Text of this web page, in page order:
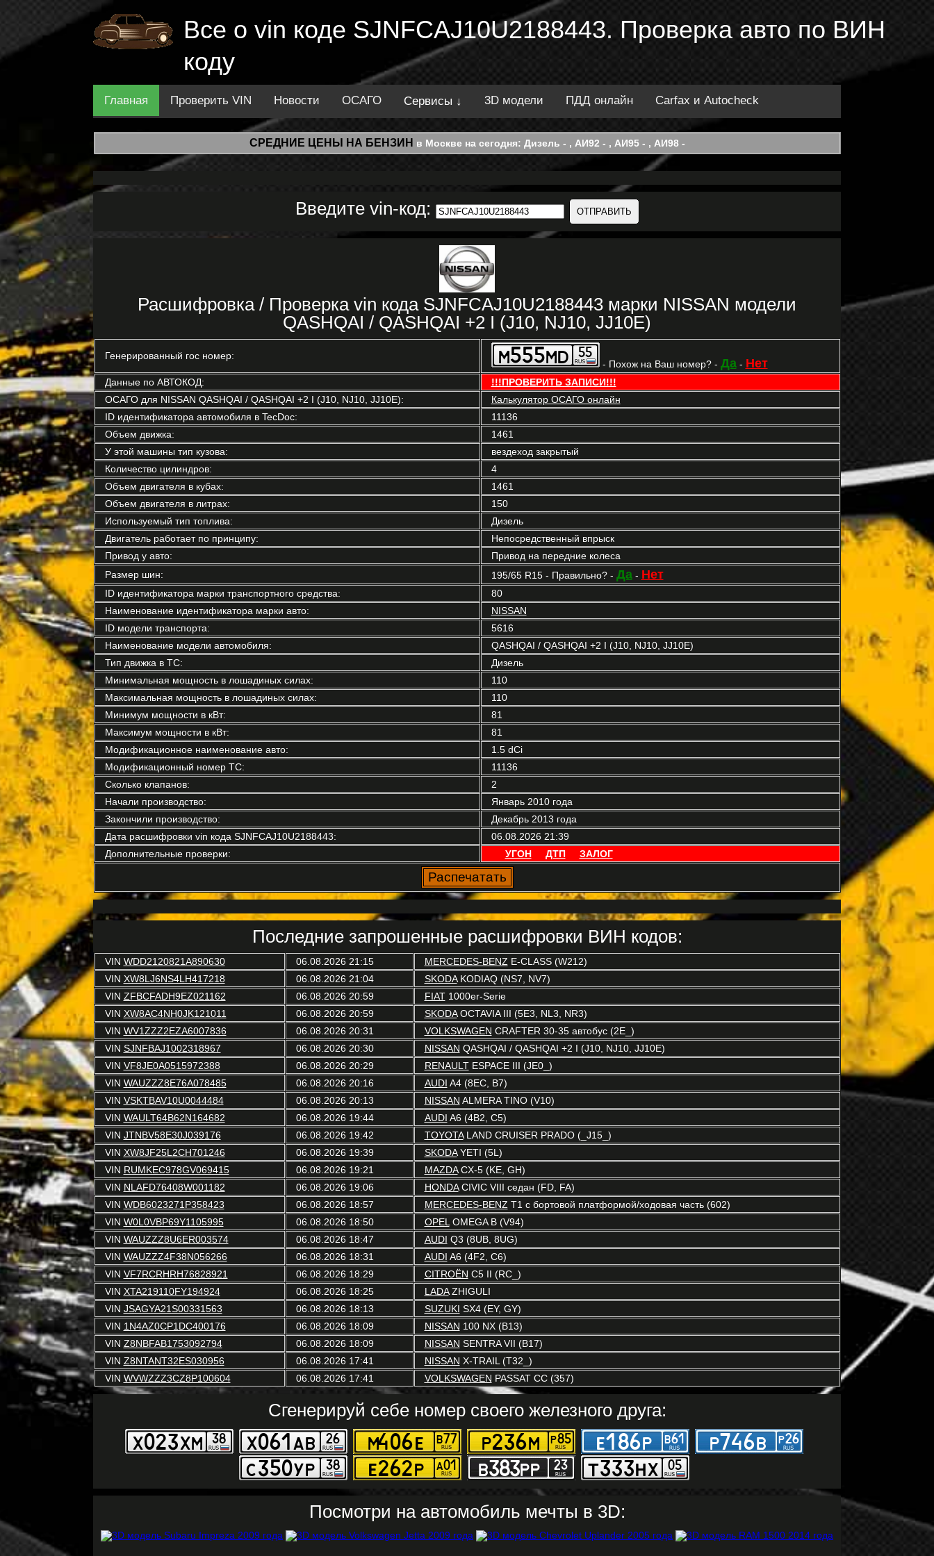
Все о vin коде SJNFCAJ10U2188443. Проверка авто по ВИН
коду
Главная Проверить VIN Новости ОСАГО Сервисы ↓ 3D модели ПДД онлайн Carfax и Autocheck
СРЕДНИЕ ЦЕНЫ НА БЕНЗИН в Москве на сегодня: Дизель - , АИ92 - , АИ95 - , АИ98 -
Введите vin-код:
Расшифровка / Проверка vin кода SJNFCAJ10U2188443 марки NISSAN модели
QASHQAI / QASHQAI +2 I (J10, NJ10, JJ10E)
Генерированный гос номер:
- Похож на Ваш номер? - Да- Нет
Данные по АВТОКОД:
!!!ПРОВЕРИТЬ ЗАПИСИ!!!
ОСАГО для NISSAN QASHQAI / QASHQAI +2 I (J10, NJ10, JJ10E):
Калькулятор ОСАГО онлайн
ID идентификатора автомобиля в TecDoc:
11136
Объем движка:
1461
У этой машины тип кузова:
вездеход закрытый
Количество цилиндров:
4
Объем двигателя в кубах:
1461
Объем двигателя в литрах:
150
Используемый тип топлива:
Дизель
Двигатель работает по принципу:
Непосредственный впрыск
Привод у авто:
Привод на передние колеса
Размер шин:
195/65 R15 - Правильно? - Да- Нет
ID идентификатора марки транспортного средства:
80
Наименование идентификатора марки авто:
NISSAN
ID модели транспорта:
5616
Наименование модели автомобиля:
QASHQAI / QASHQAI +2 I (J10, NJ10, JJ10E)
Тип движка в ТС:
Дизель
Минимальная мощность в лошадиных силах:
110
Максимальная мощность в лошадиных силах:
110
Минимум мощности в кВт:
81
Максимум мощности в кВт:
81
Модификационное наименование авто:
1.5 dCi
Модификационный номер ТС:
11136
Сколько клапанов:
2
Начали производство:
Январь 2010 года
Закончили производство:
Декабрь 2013 года
Дата расшифровки vin кода SJNFCAJ10U2188443:
06.08.2026 21:39
Дополнительные проверки:
УГОН ДТП ЗАЛОГ
Последние запрошенные расшифровки ВИН кодов:
VIN WDD2120821A890630 06.08.2026 21:15 MERCEDES-BENZE-CLASS (W212)
VIN XW8LJ6NS4LH417218 06.08.2026 21:04 SKODAKODIAQ (NS7, NV7)
VIN ZFBCFADH9EZ021162 06.08.2026 20:59 FIAT1000er-Serie
VIN XW8AC4NH0JK121011 06.08.2026 20:59 SKODAOCTAVIA III (5E3, NL3, NR3)
VIN WV1ZZZ2EZA6007836 06.08.2026 20:31 VOLKSWAGEN CRAFTER 30-35 автобус (2E_)
VIN SJNFBAJ1002318967 06.08.2026 20:30 NISSAN QASHQAI / QASHQAI +2 I (J10, NJ10, JJ10E)
VIN VF8JE0A0515972388 06.08.2026 20:29 RENAULTESPACE III (JE0_)
VIN WAUZZZ8E76A078485 06.08.2026 20:16 AUDI A4 (8EC, B7)
VIN VSKTBAV10U0044484 06.08.2026 20:13 NISSAN ALMERA TINO (V10)
VIN WAULT64B62N164682 06.08.2026 19:44 AUDI A6 (4B2, C5)
VIN JTNBV58E30J039176 06.08.2026 19:42 TOYOTALAND CRUISER PRADO (_J15_)
VIN XW8JF25L2CH701246 06.08.2026 19:39 SKODAYETI (5L)
VIN RUMKEC978GV069415 06.08.2026 19:21 MAZDACX-5 (KE, GH)
VIN NLAFD76408W001182 06.08.2026 19:06 HONDACIVIC VIII седан (FD, FA)
VIN WDB6023271P358423 06.08.2026 18:57 MERCEDES-BENZT1 c бортовой платформой/ходовая часть (602)
VIN W0L0VBP69Y1105995 06.08.2026 18:50 OPELOMEGA B (V94)
VIN WAUZZZ8U6ER003574 06.08.2026 18:47 AUDI Q3 (8UB, 8UG)
VIN WAUZZZ4F38N056266 06.08.2026 18:31 AUDI A6 (4F2, C6)
VIN VF7RCRHRH76828921 06.08.2026 18:29 CITROËN C5 II (RC_)
VIN XTA219110FY194924 06.08.2026 18:25 LADAZHIGULI
VIN JSAGYA21S00331563 06.08.2026 18:13 SUZUKI SX4 (EY, GY)
VIN 1N4AZ0CP1DC400176 06.08.2026 18:09 NISSAN 100 NX (B13)
VIN Z8NBFAB1753092794 06.08.2026 18:09 NISSAN SENTRA VII (B17)
VIN Z8NTANT32ES030956 06.08.2026 17:41 NISSAN X-TRAIL (T32_)
VIN WVWZZZ3CZ8P100604 06.08.2026 17:41 VOLKSWAGEN PASSAT CC (357)
Сгенерируй себе номер своего железного друга:
Посмотри на автомобиль мечты в 3D: